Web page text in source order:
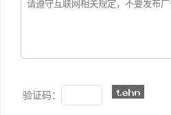
验证码：